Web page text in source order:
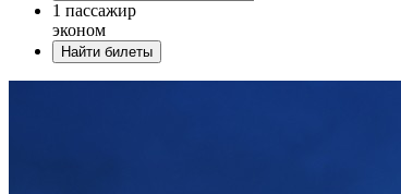
1 пассажир
эконом
Найти билеты